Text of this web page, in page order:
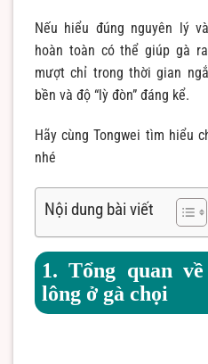
Nếu hiểu đúng nguyên lý
hoàn toàn có thể giúp gà
mượt chỉ trong thời gian
bền và độ “lỳ đòn” đáng kể.
Hãy cùng Tongwei tìm hiểu
nhé
Nội dung bài viết
1. Tổng quan
lông ở gà chọi